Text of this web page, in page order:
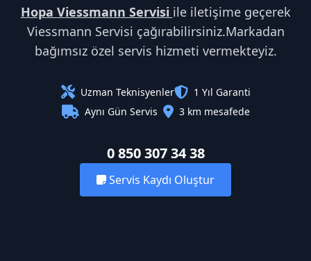
Hopa Viessmann Servisi ile iletişime geçerek
Viessmann Servisi çağırabilirsiniz.Markadan
bağımsız özel servis hizmeti vermekteyiz.
Uzman Teknisyenler
1 Yıl Garanti
Aynı Gün Servis
3 km mesafede
0 850 307 34 38
Servis Kaydı Oluştur